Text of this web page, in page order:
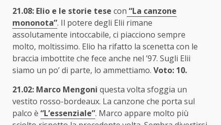
21.08: Elio e le storie tese con “La canzone
mononota”. Il potere degli Elii rimane
assolutamente intoccabile, ci piacciono sempre
molto, moltissimo. Elio ha rifatto la scenetta con le
braccia imbottite che fece anche nel ’97. Sugli Elii
siamo un po’ di parte, lo ammettiamo. Voto: 10.
21.02: Marco Mengoni questa volta sfoggia un
vestito rosso-bordeaux. La canzone che porta sul
palco è “L’essenziale”. Marco appare molto più